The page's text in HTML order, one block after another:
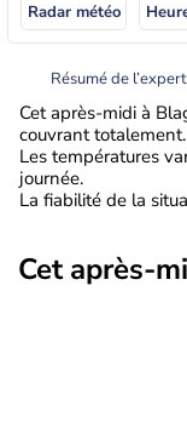
Radar météo
Résumé de l’expert
Cet après-midi à
couvrant
Les températures
journée.
La fiabilité de la
Cet après-